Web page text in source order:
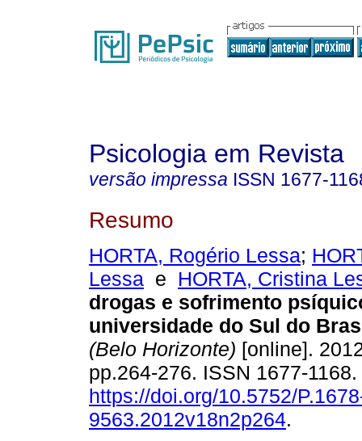
Psicologia em Revista
versão impressa ISSN 1677-
Resumo
HORTA, Rogério Lessa;
Lessa e HORTA, Cristina
drogas e sofrimento
universidade do Sul do
(Belo Horizonte) [online].
pp.264-276. ISSN 1677-1168.
https://doi.org/10.5752/
9563.2012v18n2p264.